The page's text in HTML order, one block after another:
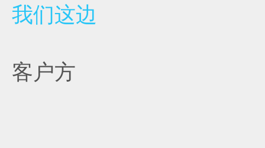
我们这边
客户方